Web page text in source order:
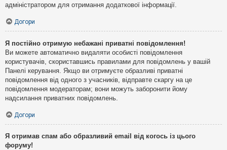
адміністратором для отримання додаткової інформації.
Догори
Я постійно отримую небажані приватні повідомлення!
Ви можете автоматично видаляти особисті повідомлення
користувачів, скориставшись правилами для повідомлень у вашій
Панелі керування. Якщо ви отримуєте образливі приватні
повідомлення від одного з учасників, відправте скаргу на це
повідомлення модераторам; вони можуть заборонити йому
надсилання приватних повідомлень.
Догори
Я отримав спам або образливий email від когось із цього
форуму!